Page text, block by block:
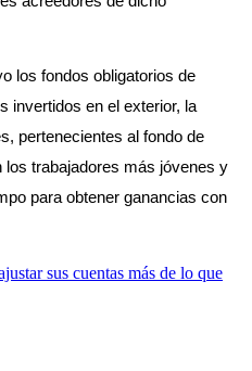
los fondos obligatorios de
invertidos en el exterior, la
pertenecientes al fondo de
los trabajadores más jóvenes y
para obtener ganancias con
sus cuentas más de lo que